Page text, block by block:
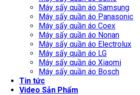
Máy sấy quần áo Samsung
Máy sấy quần áo Panasonic
Máy sấy quần áo Coex
Máy sấy quần áo Nonan
Máy sấy quần áo Electrolux
Máy sấy quần áo LG
Máy sấy quần áo Xiaomi
Máy sấy quần áo Bosch
Tin tức
Video Sản Phẩm